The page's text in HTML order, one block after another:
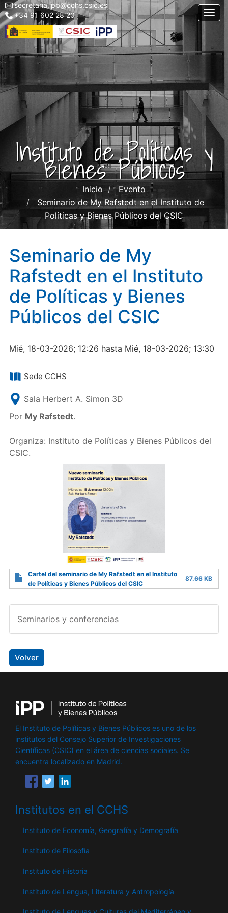
Pasar
al
contenido
Menu
top
left
secretaria.ipp@cchs.csic.es
+34 91 602 28 20
Instituto de Políticas y
Bienes Públicos
Inicio
Evento
Seminario de My Rafstedt en el Instituto de
Políticas y Bienes Públicos del CSIC
Seminario de My
Rafstedt en el Instituto
de Políticas y Bienes
Públicos del CSIC
Mié, 18-03-2026; 12:26 hasta Mié, 18-03-2026; 13:30
Sede CCHS
Sala Herbert A. Simon 3D
Por My Rafstedt.
Organiza: Instituto de Políticas y Bienes Públicos del
CSIC.
Cartel del seminario de My Rafstedt en el Instituto
de Políticas y Bienes Públicos del CSIC
87.66 KB
Seminarios y conferencias
Volver
El Instituto de Políticas y Bienes Públicos es uno de los
institutos del Consejo Superior de Investigaciones
Científicas (CSIC) en el área de ciencias sociales. Se
encuentra localizado en Madrid.
Institutos en el CCHS
Instituto de Economía, Geografía y Demografía
Instituto de Filosofía
Instituto de Historia
Instituto de Lengua, Literatura y Antropología